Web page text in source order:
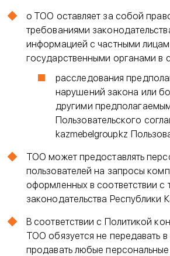
o ТОО оставляет за собой
требованиями
информацией с частными
государственными органами в
расследования
нарушений закона или
другими
Пользовательского
kazmebelgroup.kz
ТОО может предоставлять
пользователей на запросы
оформленных в соответствии с
законодательства Республики
В соответствии с Политикой
ТОО обязуется не передавать
продавать любые